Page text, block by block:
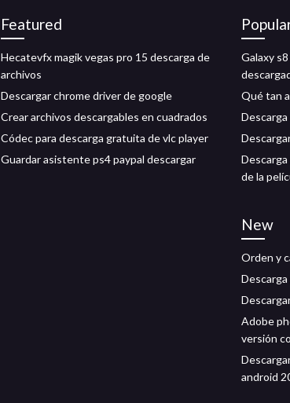
Featured
Hecatevfx magik vegas pro 15 descarga de
archivos
Descargar chrome driver de google
Crear archivos descargables en cuadrados
Códec para descarga gratuita de vlc player
Guardar asistente ps4 paypal descargar
Galaxy
Qué tan
de la
New
Orden y
Adobe
versión
android